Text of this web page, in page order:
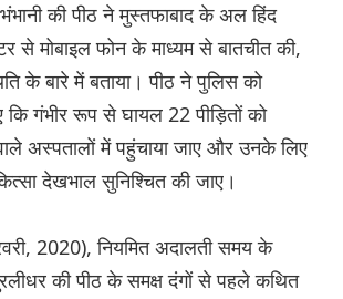
की पीठ ने मुस्तफाबाद के अल हिंद
से मोबाइल फोन के माध्यम से बातचीत की,
के बारे में बताया। पीठ ने पुलिस को
कि गंभीर रूप से घायल 22 पीड़ितों को
अस्पतालों में पहुंचाया जाए और उनके लिए
देखभाल सुनिश्चित की जाए।
2020), नियमित अदालती समय के
की पीठ के समक्ष दंगों से पहले कथित